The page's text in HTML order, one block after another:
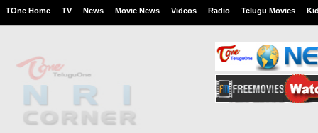
TOne Home TV News Movie News Videos Radio Telugu Movies